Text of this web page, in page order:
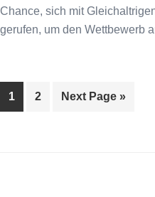
Chance, sich mit
gerufen, um den Wettbewerb
Page
1 Page
2 Next Page »